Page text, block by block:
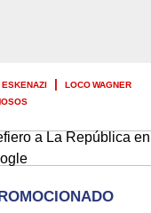
ESKENAZI
LOCO WAGNER
a La República en